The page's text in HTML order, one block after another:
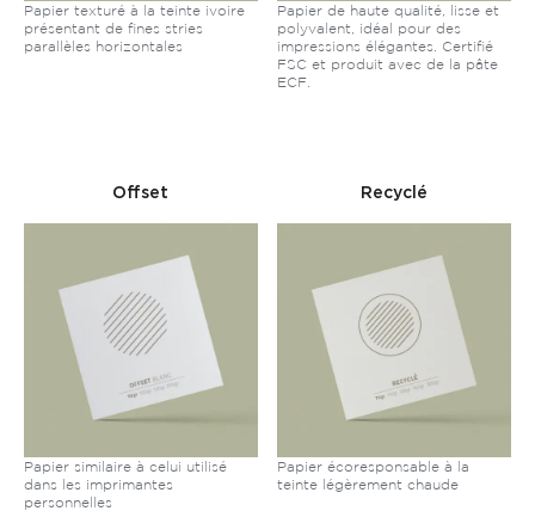
Papier texturé à la teinte ivoire
présentant de fines stries
parallèles horizontales
Papier de haute qualité, lisse et
polyvalent, idéal pour des
impressions élégantes. Certifié
FSC et produit avec de la pâte
ECF.
Offset
Papier similaire à celui utilisé
dans les imprimantes
personnelles
Recyclé
Papier écoresponsable à la
teinte légèrement chaude